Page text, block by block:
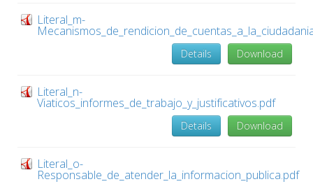
Literal_m-
Download
Details
Literal_n-
Viaticos_informes_de_trabajo_y_justificativos.pdf
Download
Details
Literal_o-
Responsable_de_atender_la_informacion_publica.pdf